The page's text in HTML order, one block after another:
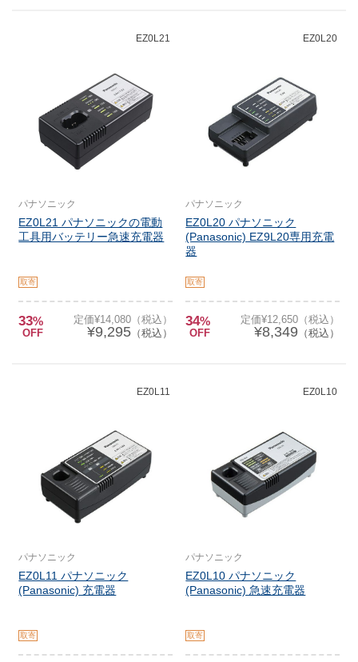
EZ0L21
パナソニック
EZ0L21 パナソニックの電動
工具用バッテリー急速充電器
取寄
33%
OFF
定価¥14,080（税込）
¥9,295（税込）
EZ0L20
パナソニック
EZ0L20 パナソニック
(Panasonic) EZ9L20専用充電
器
取寄
34%
OFF
定価¥12,650（税込）
¥8,349 （税込）
EZ0L11
パナソニック
EZ0L11 パナソニック
(Panasonic) 充電器
取寄
EZ0L10
パナソニック
EZ0L10 パナソニック
(Panasonic) 急速充電器
取寄